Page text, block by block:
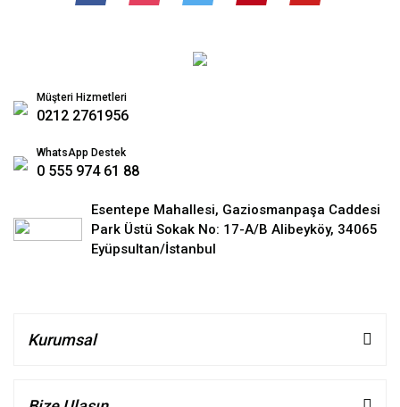
Müşteri Hizmetleri
0212 2761956
WhatsApp Destek
0 555 974 61 88
Esentepe Mahallesi, Gaziosmanpaşa Caddesi
Park Üstü Sokak No: 17-A/B Alibeyköy, 34065
Eyüpsultan/İstanbul
Kurumsal